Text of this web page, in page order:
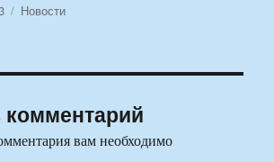
Рубрики
Новости
вам необходимо